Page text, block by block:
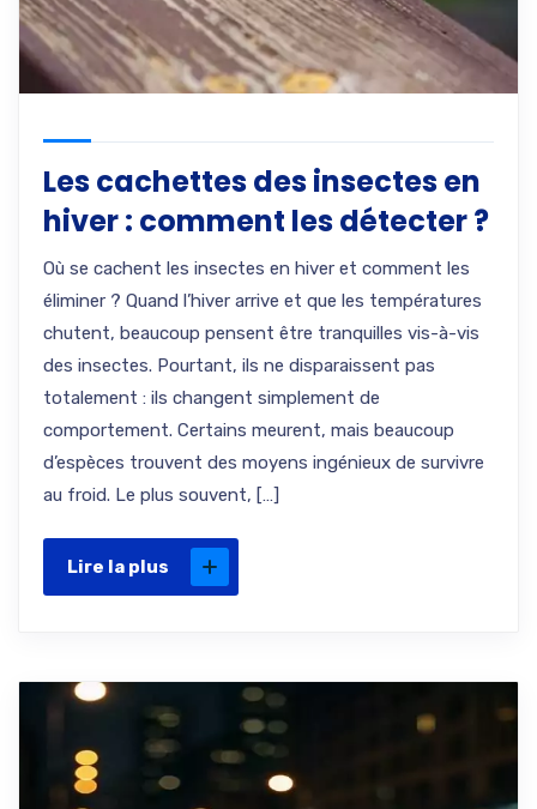
Les cachettes des insectes en
hiver : comment les détecter ?
Où se cachent les insectes en hiver et comment les
éliminer ? Quand l’hiver arrive et que les températures
chutent, beaucoup pensent être tranquilles vis-à-vis
des insectes. Pourtant, ils ne disparaissent pas
totalement : ils changent simplement de
comportement. Certains meurent, mais beaucoup
d’espèces trouvent des moyens ingénieux de survivre
au froid. Le plus souvent, […]
Lire la plus